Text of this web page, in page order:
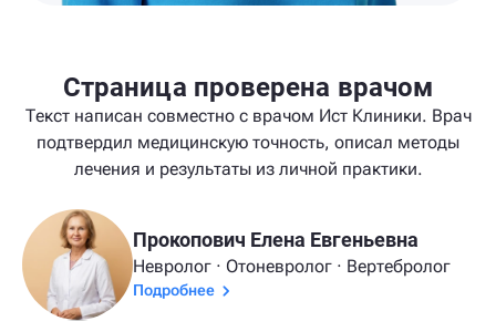
Страница проверена врачом
Текст написан совместно с врачом Ист Клиники. Врач
подтвердил медицинскую точность, описал методы
лечения и результаты из личной практики.
Прокопович Елена Евгеньевна
Невролог · Отоневролог · Вертебролог
Подробнее